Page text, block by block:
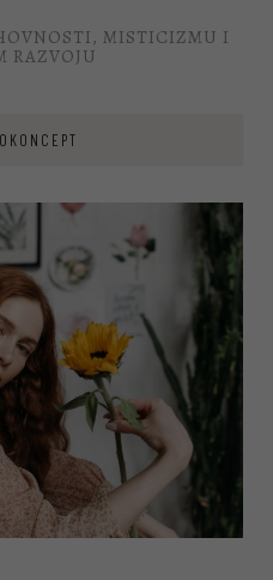
MISTICIZMU I
RAZVOJU